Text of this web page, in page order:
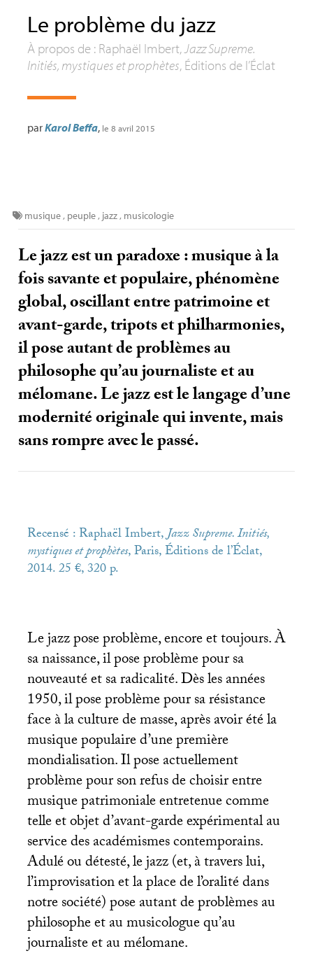
Le problème du jazz
À propos de : Raphaël Imbert,Jazz Supreme.
Initiés, mystiques et prophètes, Éditions de l’Éclat
parKarol Beffa, le 8 avril 2015
musique, peuple, jazz, musicologie
Le jazz est un paradoxe : musique à la
fois savante et populaire, phénomène
global, oscillant entre patrimoine et
avant-garde, tripots et philharmonies,
il pose autant de problèmes au
philosophe qu’au journaliste et au
mélomane. Le jazz est le langage d’une
modernité originale qui invente, mais
sans rompre avec le passé.
Recensé : Raphaël Imbert,Jazz Supreme. Initiés,
mystiques et prophètes, Paris, Éditions de l’Éclat,
2014. 25 €, 320 p.
Le jazz pose problème, encore et toujours. À
sa naissance, il pose problème pour sa
nouveauté et sa radicalité. Dès les années
1950, il pose problème pour sa résistance
face à la culture de masse, après avoir été la
musique populaire d’une première
mondialisation. Il pose actuellement
problème pour son refus de choisir entre
musique patrimoniale entretenue comme
telle et objet d’avant-garde expérimental au
service des académismes contemporains.
Adulé ou détesté, le jazz (et, à travers lui,
l’improvisation et la place de l’oralité dans
notre société) pose autant de problèmes au
philosophe et au musicologue qu’au
journaliste et au mélomane.